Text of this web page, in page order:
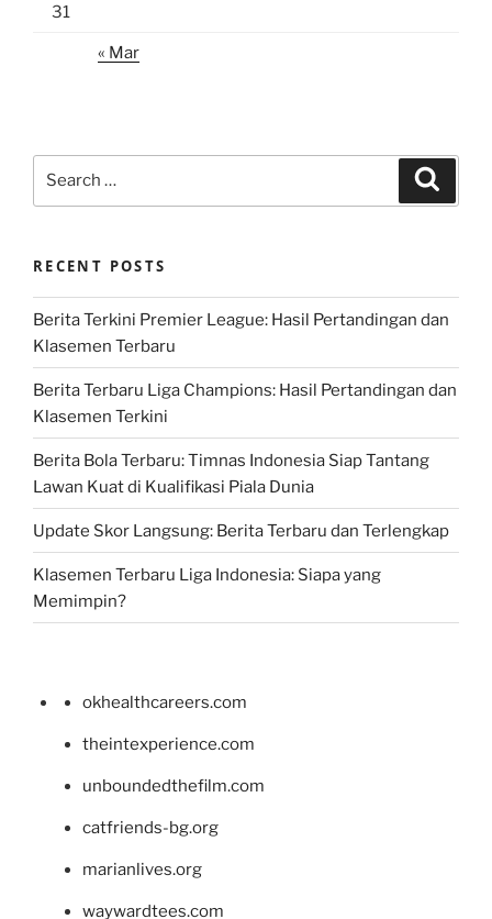
31
« Mar
RECENT POSTS
Berita Terkini Premier League: Hasil Pertandingan dan
Klasemen Terbaru
Berita Terbaru Liga Champions: Hasil Pertandingan dan
Klasemen Terkini
Berita Bola Terbaru: Timnas Indonesia Siap Tantang
Lawan Kuat di Kualifikasi Piala Dunia
Update Skor Langsung: Berita Terbaru dan Terlengkap
Klasemen Terbaru Liga Indonesia: Siapa yang
Memimpin?
okhealthcareers.com
theintexperience.com
unboundedthefilm.com
catfriends-bg.org
marianlives.org
waywardtees.com